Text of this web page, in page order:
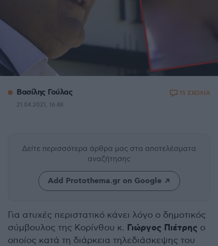
Βασίλης Γούλας
21.04.2021, 16:48
15 ΣΧΟΛΙΑ
Δείτε περισσότερα άρθρα μας στα αποτελέσματα
αναζήτησης
Add Protothema.gr on Google
Για ατυχές περιστατικό κάνει λόγο ο δημοτικός
σύμβουλος της Κορίνθου κ. Γιώργος Πιέτρης ο
οποίος κατά τη διάρκεια τηλεδιάσκεψης του